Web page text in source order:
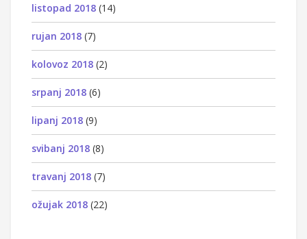
listopad 2018 (14)
rujan 2018 (7)
kolovoz 2018 (2)
srpanj 2018 (6)
lipanj 2018 (9)
svibanj 2018 (8)
travanj 2018 (7)
ožujak 2018 (22)